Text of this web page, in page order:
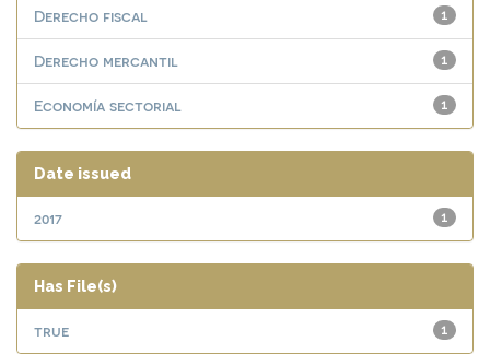
1
Derecho fiscal
1
Derecho mercantil
1
Economía sectorial
Date issued
1
2017
Has File(s)
1
true